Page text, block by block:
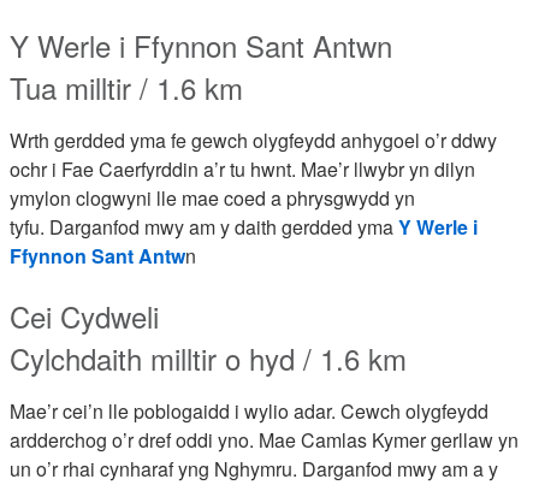
Y Werle i Ffynnon Sant Antwn
Tua milltir / 1.6 km
Wrth gerdded yma fe gewch olygfeydd anhygoel o’r ddwy
ochr i Fae Caerfyrddin a’r tu hwnt. Mae’r llwybr yn dilyn
ymylon clogwyni lle mae coed a phrysgwydd yn
tyfu. Darganfod mwy am y daith gerdded ymaY Werle i
Ffynnon Sant Antwn
Cei Cydweli
Cylchdaith milltir o hyd / 1.6 km
Mae’r cei’n lle poblogaidd i wylio adar. Cewch olygfeydd
ardderchog o’r dref oddi yno. Mae Camlas Kymer gerllaw yn
un o’r rhai cynharaf yng Nghymru. Darganfod mwy am a y